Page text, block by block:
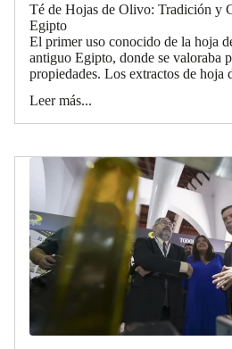
Té de Hojas de Olivo: Tradición y
Egipto
El primer uso conocido de la hoja
antiguo Egipto, donde se valoraba
propiedades. Los extractos de hoja
Leer más...